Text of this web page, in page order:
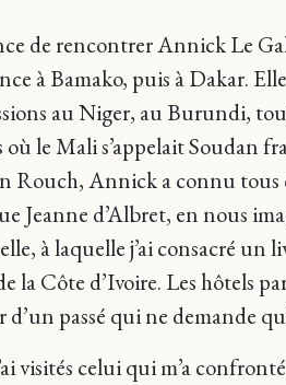
de rencontrer Annick Le
à Bamako, puis à Dakar.
au Niger, au Burundi,
le Mali s’appelait Soudan
Annick a connu tous
Jeanne d’Albret, en nous
à laquelle j’ai consacré un
la Côte d’Ivoire. Les hôtels
passé qui ne demande
visités celui qui m’a